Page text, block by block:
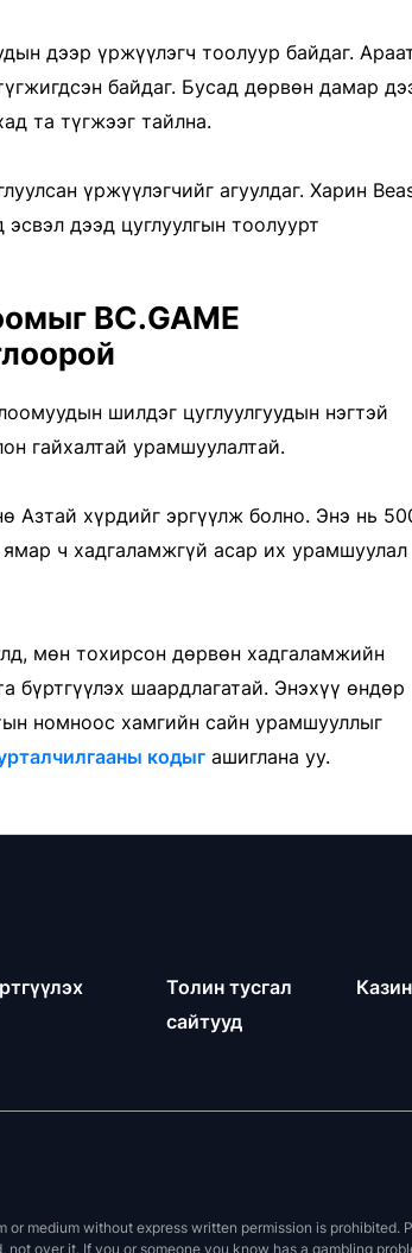
дээр үржүүлэгч тоолуур байдаг.
байдаг. Бусад дөрвөн дамар
та түгжээг тайлна.
үржүүлэгчийг агуулдаг. Харин
дээд цуглуулгын тоолуурт
BC.GAME
шилдэг цуглуулгуудын нэгтэй
гайхалтай урамшуулалтай.
Азтай хүрдийг эргүүлж болно. Энэ нь
ч хадгаламжгүй асар их урамшуулал
мөн тохирсон дөрвөн хадгаламжийн
бүртгүүлэх шаардлагатай. Энэхүү өндөр
номноос хамгийн сайн урамшууллыг
кодыг ашиглана уу.
Толин тусгал
сайтууд
medium without express written permission is prohibited.
over it. If you or someone you know has a gambling